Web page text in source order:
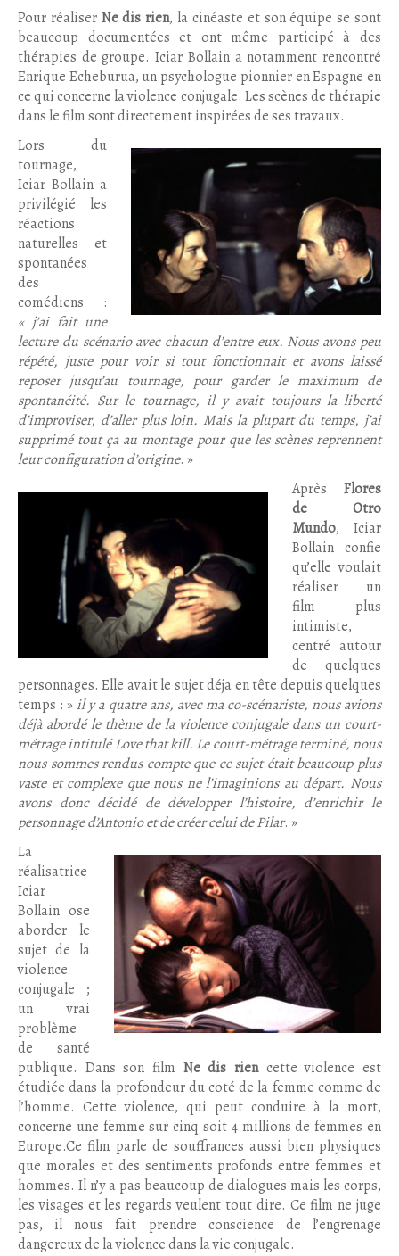
Pour réaliser Ne dis rien, la cinéaste et son équipe se sont
beaucoup documentées et ont même participé à des
thérapies de groupe. Iciar Bollain a notamment rencontré
Enrique Echeburua, un psychologue pionnier en Espagne en
ce qui concerne la violence conjugale. Les scènes de thérapie
dans le film sont directement inspirées de ses travaux.
Lors du
tournage,
Iciar Bollain a
privilégié les
réactions
naturelles et
spontanées
des
comédiens :
« j’ai fait une
lecture du scénario avec chacun d’entre eux. Nous avons peu
répété, juste pour voir si tout fonctionnait et avons laissé
reposer jusqu’au tournage, pour garder le maximum de
spontanéité. Sur le tournage, il y avait toujours la liberté
d’improviser, d’aller plus loin. Mais la plupart du temps, j’ai
supprimé tout ça au montage pour que les scènes reprennent
leur configuration d’origine. »
Après Flores
de Otro
Mundo, Iciar
Bollain confie
qu’elle voulait
réaliser un
film plus
intimiste,
centré autour
de quelques
personnages. Elle avait le sujet déja en tête depuis quelques
temps : » il y a quatre ans, avec ma co-scénariste, nous avions
déjà abordé le thème de la violence conjugale dans un court-
métrage intitulé Love that kill. Le court-métrage terminé, nous
nous sommes rendus compte que ce sujet était beaucoup plus
vaste et complexe que nous ne l’imaginions au départ. Nous
avons donc décidé de développer l’histoire, d’enrichir le
personnage d’Antonio et de créer celui de Pilar. »
La
réalisatrice
Iciar
Bollain ose
aborder le
sujet de la
violence
conjugale ;
un vrai
problème
de santé
publique. Dans son film Ne dis riencette violence est
étudiée dans la profondeur du coté de la femme comme de
l’homme. Cette violence, qui peut conduire à la mort,
concerne une femme sur cinq soit 4 millions de femmes en
Europe.Ce film parle de souffrances aussi bien physiques
que morales et des sentiments profonds entre femmes et
hommes. Il n’y a pas beaucoup de dialogues mais les corps,
les visages et les regards veulent tout dire. Ce film ne juge
pas, il nous fait prendre conscience de l’engrenage
dangereux de la violence dans la vie conjugale.